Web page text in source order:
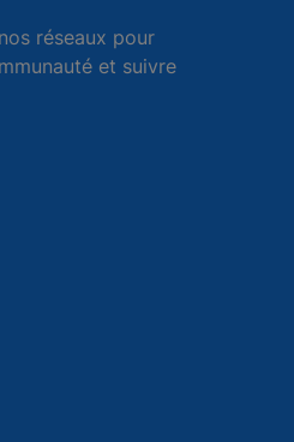
réseaux pour
et suivre